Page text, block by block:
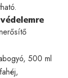
500 ml